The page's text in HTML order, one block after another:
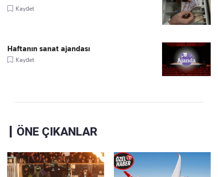
Kaydet
Haftanın sanat ajandası
Kaydet
ÖNE ÇIKANLAR